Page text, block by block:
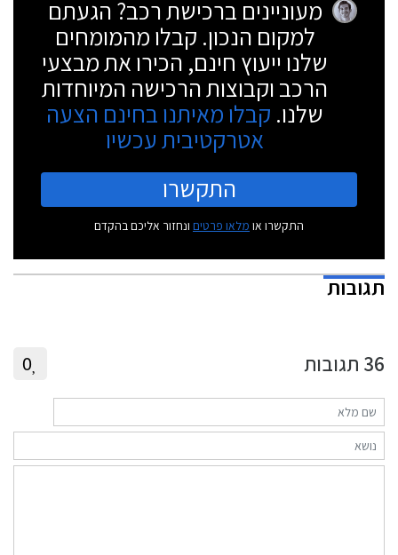
מעוניינים ברכישת רכב? הגעתם
למקום הנכון. קבלו מהמומחים
שלנו ייעוץ חינם, הכירו את מבצעי
הרכב וקבוצות הרכישה המיוחדות
שלנו. קבלו מאיתנו בחינם הצעה
אטרקטיבית עכשיו
התקשרו
התקשרו או מלאו פרטים ונחזור אליכם בהקדם
תגובות
36 תגובות 0